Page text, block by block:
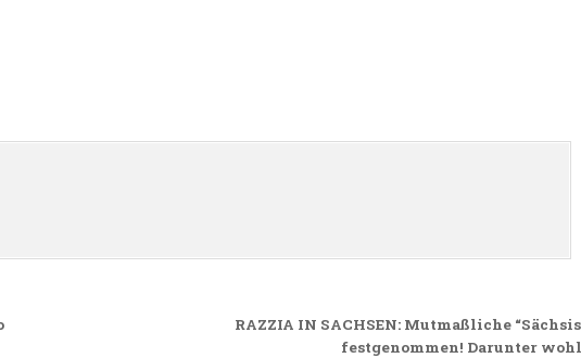
RAZZIA IN SACHSEN: Mutmaßliche
festgenommen! Darunter